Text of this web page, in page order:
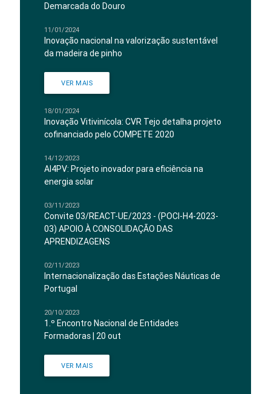
Demarcada do Douro
11/01/2024
Inovação nacional na valorização sustentável
da madeira de pinho
VER MAIS
18/01/2024
Inovação Vitivinícola: CVR Tejo detalha projeto
cofinanciado pelo COMPETE 2020
14/12/2023
AI4PV: Projeto inovador para eficiência na
energia solar
03/11/2023
Convite 03/REACT-UE/2023 - (POCI-H4-2023-
03) APOIO À CONSOLIDAÇÃO DAS
APRENDIZAGENS
02/11/2023
Internacionalização das Estações Náuticas de
Portugal
20/10/2023
1.º Encontro Nacional de Entidades
Formadoras | 20 out
VER MAIS